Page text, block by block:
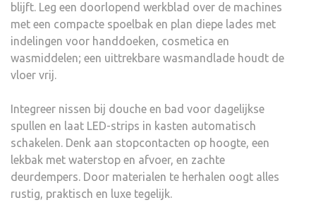
blijft. Leg een doorlopend werkblad over de machines
met een compacte spoelbak en plan diepe lades met
indelingen voor handdoeken, cosmetica en
wasmiddelen; een uittrekbare wasmandlade houdt de
vloer vrij.
Integreer nissen bij douche en bad voor dagelijkse
spullen en laat LED-strips in kasten automatisch
schakelen. Denk aan stopcontacten op hoogte, een
lekbak met waterstop en afvoer, en zachte
deurdempers. Door materialen te herhalen oogt alles
rustig, praktisch en luxe tegelijk.